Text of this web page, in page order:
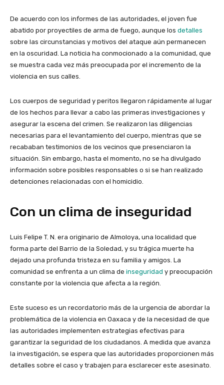
De acuerdo con los informes de las autoridades, el joven fue
abatido por proyectiles de arma de fuego, aunque los detalles
sobre las circunstancias y motivos del ataque aún permanecen
en la oscuridad. La noticia ha conmocionado a la comunidad, que
se muestra cada vez más preocupada por el incremento de la
violencia en sus calles.
Los cuerpos de seguridad y peritos llegaron rápidamente al lugar
de los hechos para llevar a cabo las primeras investigaciones y
asegurar la escena del crimen. Se realizaron las diligencias
necesarias para el levantamiento del cuerpo, mientras que se
recababan testimonios de los vecinos que presenciaron la
situación. Sin embargo, hasta el momento, no se ha divulgado
información sobre posibles responsables o si se han realizado
detenciones relacionadas con el homicidio.
Con un clima de inseguridad
Luis Felipe T. N. era originario de Almoloya, una localidad que
forma parte del Barrio de la Soledad, y su trágica muerte ha
dejado una profunda tristeza en su familia y amigos. La
comunidad se enfrenta a un clima de inseguridad y preocupación
constante por la violencia que afecta a la región.
Este suceso es un recordatorio más de la urgencia de abordar la
problemática de la violencia en Oaxaca y de la necesidad de que
las autoridades implementen estrategias efectivas para
garantizar la seguridad de los ciudadanos. A medida que avanza
la investigación, se espera que las autoridades proporcionen más
detalles sobre el caso y trabajen para esclarecer este asesinato.